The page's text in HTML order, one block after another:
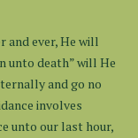
and ever, He will
unto death” will He
and go no
involves
unto our last hour,